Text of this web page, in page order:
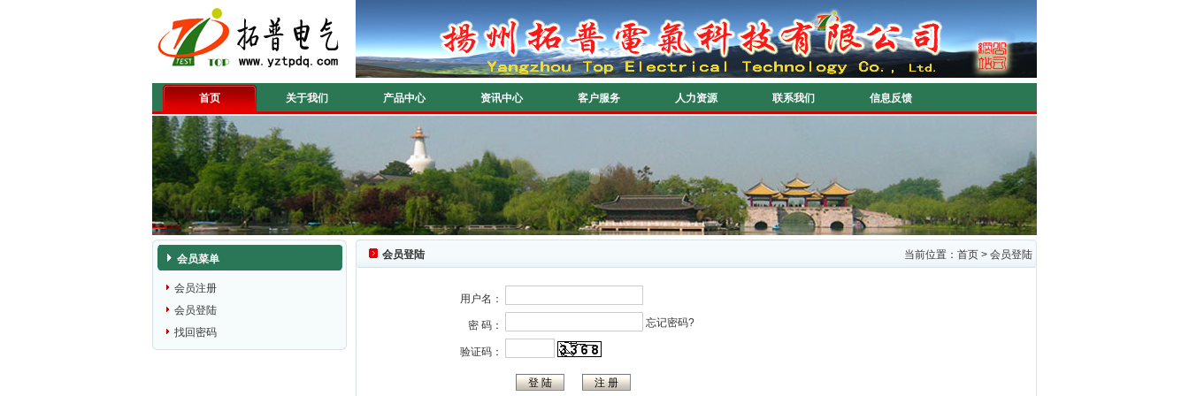
首页 关于我们 产品中心 资讯中心 客户服务 人力资源 联系我们 信息反馈
会员菜单
会员注册
会员登陆
找回密码
当前位置：首页 > 会员登陆
会员登陆
用户名：
密 码： 忘记密码?
验证码：